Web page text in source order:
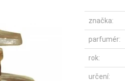
značka:
parfumér:
rok:
určení: